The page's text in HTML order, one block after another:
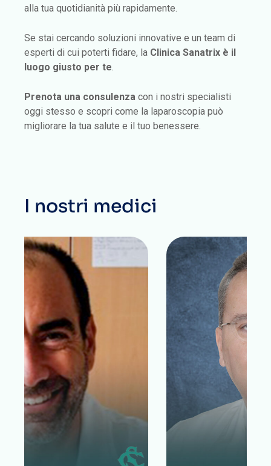
alla tua quotidianità più rapidamente.
Se stai cercando soluzioni innovative e un team di
esperti di cui poterti fidare, la Clinica Sanatrix è il
luogo giusto per te
Prenota una consulenza con i nostri specialisti
oggi stesso e scopri come la laparoscopia può
migliorare la tua salute e il tuo benessere.
I nostri medici